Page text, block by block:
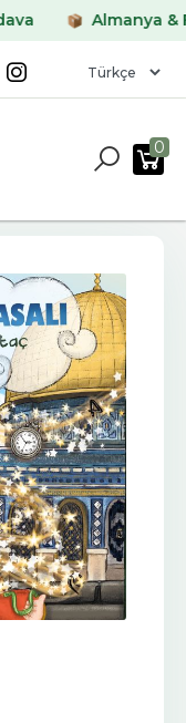
Almanya &
0